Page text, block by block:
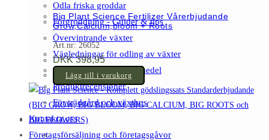
Odla friska groddar
Förgroddning - Guider & tips
Övervintrande växter
Vägledningar för odling av växter
Gödselmedel & gödselmedel
Produktrecensioner
För trädgård och växthus
Kontakta oss
Företagsförsäljning och företagsgåvor
Big Plant Science Fertilizer Vårerbjudande
Grow,Calcium,bloom + Roots
Art.nr: 26052
DKK398,95
Lägg till i varukorg